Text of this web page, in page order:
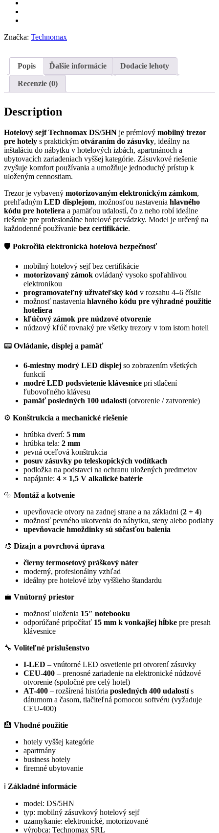
Značka: Technomax
Popis Ďalšie informácie Dodacie lehoty
Recenzie (0)
Description
Hotelový sejf Technomax DS/5HN je prémiový mobilný trezor
pre hotely s praktickým otváraním do zásuvky, ideálny na
inštaláciu do nábytku v hotelových izbách, apartmánoch a
ubytovacích zariadeniach vyššej kategórie. Zásuvkové riešenie
zvyšuje komfort používania a umožňuje jednoduchý prístup k
uloženým cennostiam.
Trezor je vybavený motorizovaným elektronickým zámkom,
prehľadným LED displejom, možnosťou nastavenia hlavného
kódu pre hoteliera a pamäťou udalostí, čo z neho robí ideálne
riešenie pre profesionálne hotelové prevádzky. Model je určený na
každodenné používanie bez certifikácie.
🛡️ Pokročilá elektronická hotelová bezpečnosť
mobilný hotelový sejf bez certifikácie
motorizovaný zámok ovládaný vysoko spoľahlivou
elektronikou
programovateľný užívateľský kód v rozsahu 4–6 číslic
možnosť nastavenia hlavného kódu pre výhradné použitie
hoteliera
kľúčový zámok pre núdzové otvorenie
núdzový kľúč rovnaký pre všetky trezory v tom istom hoteli
📟 Ovládanie, displej a pamäť
6-miestny modrý LED displej so zobrazením všetkých
funkcií
modré LED podsvietenie klávesnice pri stlačení
ľubovoľného klávesu
pamäť posledných 100 udalostí(otvorenie / zatvorenie)
⚙️ Konštrukcia a mechanické riešenie
hrúbka dverí: 5 mm
hrúbka tela: 2 mm
pevná oceľová konštrukcia
posuv zásuvky po teleskopických vodítkach
podložka na podstavci na ochranu uložených predmetov
napájanie: 4 × 1,5 V alkalické batérie
🔩 Montáž a kotvenie
upevňovacie otvory na zadnej strane a na základni (2 + 4)
možnosť pevného ukotvenia do nábytku, steny alebo podlahy
upevňovacie hmoždinky sú súčasťou balenia
🎨 Dizajn a povrchová úprava
čierny termosetový práškový náter
moderný, profesionálny vzhľad
ideálny pre hotelové izby vyššieho štandardu
💼 Vnútorný priestor
možnosť uloženia 15″ notebooku
odporúčané pripočítať 15 mm k vonkajšej hĺbke pre presah
klávesnice
🔧 Voliteľné príslušenstvo
I-LED – vnútorné LED osvetlenie pri otvorení zásuvky
CEU-400 – prenosné zariadenie na elektronické núdzové
otvorenie (spoločné pre celý hotel)
AT-400 – rozšírená história posledných 400 udalostís
dátumom a časom, tlačiteľná pomocou softvéru (vyžaduje
CEU-400)
🏨 Vhodné použitie
hotely vyššej kategórie
apartmány
business hotely
firemné ubytovanie
ℹ️ Základné informácie
model: DS/5HN
typ: mobilný zásuvkový hotelový sejf
uzamykanie: elektronické, motorizované
výrobca: Technomax SRL